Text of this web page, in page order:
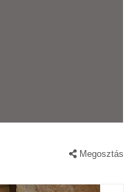
Megosztás